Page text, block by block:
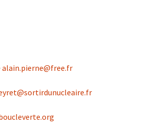
alain.pierne@free.fr